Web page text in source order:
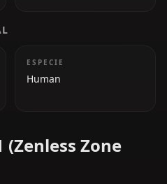
ESPECIE
Human
Zone